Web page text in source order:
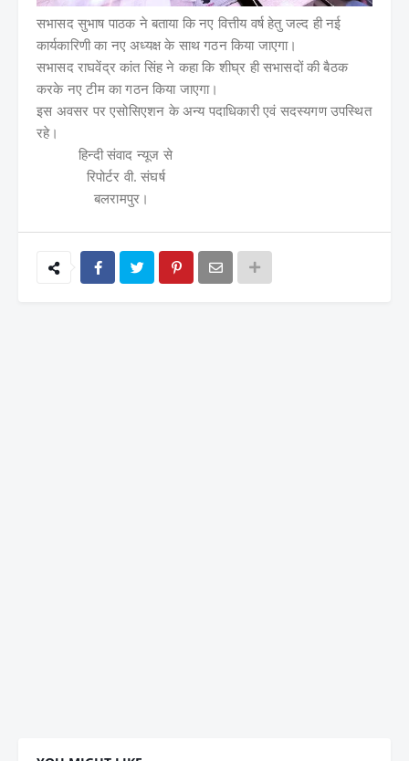
सभासद सुभाष पाठक ने बताया कि नए वित्तीय वर्ष हेतु जल्द ही नई
कार्यकारिणी का नए अध्यक्ष के साथ गठन किया जाएगा।
सभासद राघवेंद्र कांत सिंह ने कहा कि शीघ्र ही सभासदों की बैठक
करके नए टीम का गठन किया जाएगा।
इस अवसर पर एसोसिएशन के अन्य पदाधिकारी एवं सदस्यगण उपस्थित
रहे।
हिन्दी संवाद न्यूज से
रिपोर्टर वी. संघर्ष
बलरामपुर।